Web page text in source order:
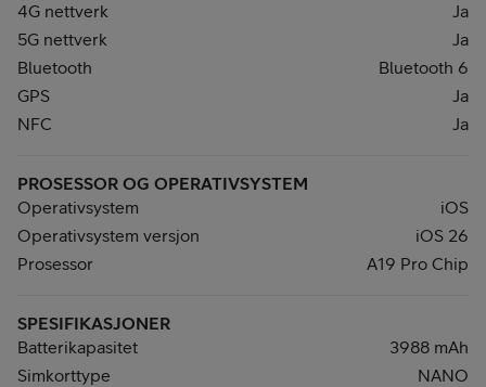
4G nettverk
Ja
5G nettverk
Ja
Bluetooth
Bluetooth 6
GPS
Ja
NFC
Ja
PROSESSOR OG OPERATIVSYSTEM
Operativsystem
iOS
Operativsystem versjon
iOS 26
Prosessor
A19 Pro Chip
SPESIFIKASJONER
Batterikapasitet
3988 mAh
Simkorttype
NANO